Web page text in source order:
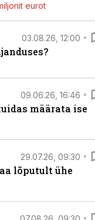
eurot
03.08.26, 12:00
09.06.26, 16:46
määrata ise
29.07.26, 09:30
lõputult ühe